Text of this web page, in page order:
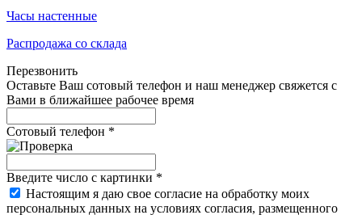
Часы настенные
Распродажа со склада
Перезвонить
Оставьте Ваш сотовый телефон и наш менеджер свяжется с
Вами в ближайшее рабочее время
Сотовый телефон *
Введите число с картинки *
Настоящим я даю свое согласие на обработку моих
персональных данных на условиях согласия, размещенного